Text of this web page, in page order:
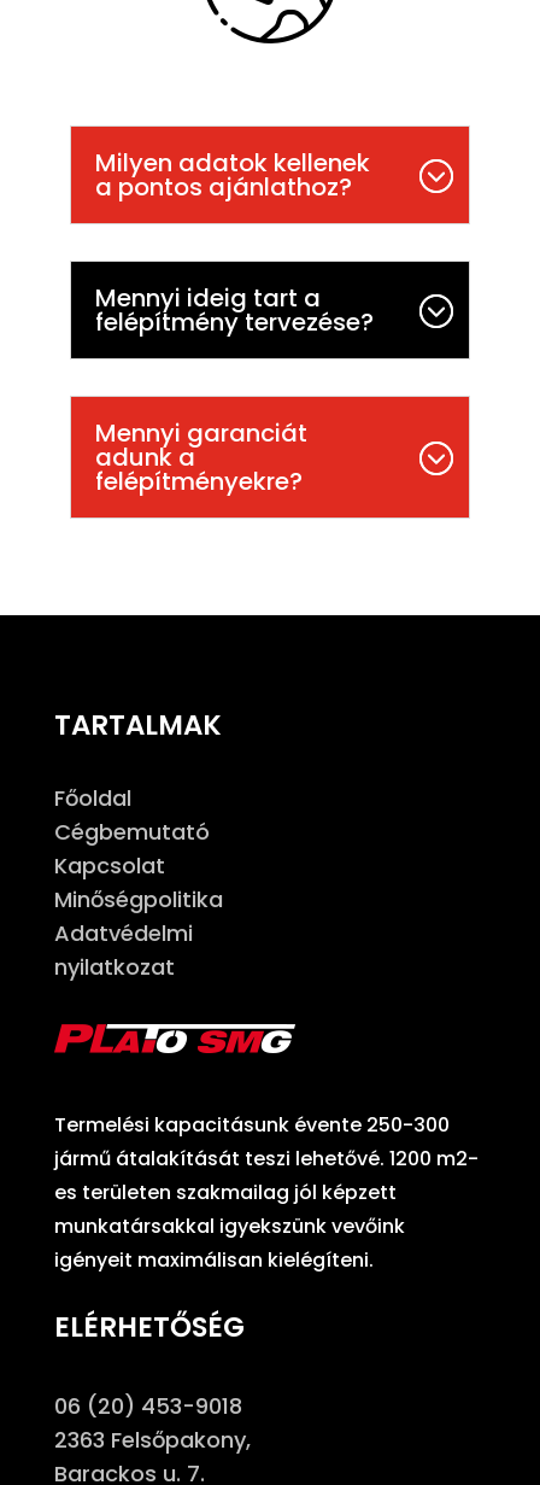
Milyen adatok kellenek
a pontos ajánlathoz?
Mennyi ideig tart a
felépítmény tervezése?
Mennyi garanciát
adunk a
felépítményekre?
TARTALMAK
Főoldal
Cégbemutató
Kapcsolat
Minőségpolitika
Adatvédelmi
nyilatkozat
Termelési kapacitásunk évente 250-300
jármű átalakítását teszi lehetővé. 1200 m2-
es területen szakmailag jól képzett
munkatársakkal igyekszünk vevőink
igényeit maximálisan kielégíteni.
ELÉRHETŐSÉG
06 (20) 453-9018
2363 Felsőpakony,
Barackos u. 7.